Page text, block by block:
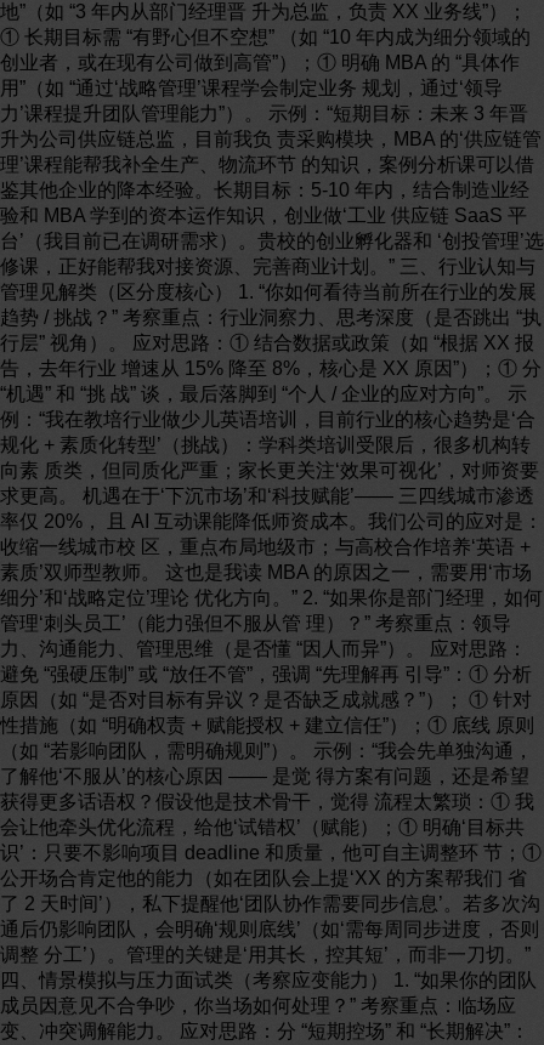
地”（如 “3 年内从部门经理晋 升为总监，负责 XX 业务线”）；
① 长期目标需 “有野心但不空想” （如 “10 年内成为细分领域的
创业者，或在现有公司做到高管”）；① 明确 MBA 的 “具体作
用”（如 “通过‘战略管理’课程学会制定业务 规划，通过‘领导
力’课程提升团队管理能力”）。 示例：“短期目标：未来 3 年晋
升为公司供应链总监，目前我负 责采购模块，MBA 的‘供应链管
理’课程能帮我补全生产、物流环节 的知识，案例分析课可以借
鉴其他企业的降本经验。长期目标：5-10 年内，结合制造业经
验和 MBA 学到的资本运作知识，创业做‘工业 供应链 SaaS 平
台’（我目前已在调研需求）。贵校的创业孵化器和 ‘创投管理’选
修课，正好能帮我对接资源、完善商业计划。” 三、行业认知与
管理见解类（区分度核心） 1. “你如何看待当前所在行业的发展
趋势 / 挑战？” 考察重点：行业洞察力、思考深度（是否跳出 “执
行层” 视角）。 应对思路：① 结合数据或政策（如 “根据 XX 报
告，去年行业 增速从 15% 降至 8%，核心是 XX 原因”）；① 分
“机遇” 和 “挑 战” 谈，最后落脚到 “个人 / 企业的应对方向”。 示
例：“我在教培行业做少儿英语培训，目前行业的核心趋势是‘合
规化 + 素质化转型’（挑战）：学科类培训受限后，很多机构转
向素 质类，但同质化严重；家长更关注‘效果可视化’，对师资要
求更高。 机遇在于‘下沉市场’和‘科技赋能’—— 三四线城市渗透
率仅 20%， 且 AI 互动课能降低师资成本。我们公司的应对是：
收缩一线城市校 区，重点布局地级市；与高校合作培养‘英语 +
素质’双师型教师。 这也是我读 MBA 的原因之一，需要用‘市场
细分’和‘战略定位’理论 优化方向。” 2. “如果你是部门经理，如何
管理‘刺头员工’（能力强但不服从管 理）？” 考察重点：领导
力、沟通能力、管理思维（是否懂 “因人而异”）。 应对思路：
避免 “强硬压制” 或 “放任不管”，强调 “先理解再 引导”：① 分析
原因（如 “是否对目标有异议？是否缺乏成就感？”）； ① 针对
性措施（如 “明确权责 + 赋能授权 + 建立信任”）；① 底线 原则
（如 “若影响团队，需明确规则”）。 示例：“我会先单独沟通，
了解他‘不服从’的核心原因 —— 是觉 得方案有问题，还是希望
获得更多话语权？假设他是技术骨干，觉得 流程太繁琐：① 我
会让他牵头优化流程，给他‘试错权’（赋能）；① 明确‘目标共
识’：只要不影响项目 deadline 和质量，他可自主调整环 节；①
公开场合肯定他的能力（如在团队会上提‘XX 的方案帮我们 省
了 2 天时间’），私下提醒他‘团队协作需要同步信息’。若多次沟
通后仍影响团队，会明确‘规则底线’（如‘需每周同步进度，否则
调整 分工’）。管理的关键是‘用其长，控其短’，而非一刀切。”
四、情景模拟与压力面试类（考察应变能力） 1. “如果你的团队
成员因意见不合争吵，你当场如何处理？” 考察重点：临场应
变、冲突调解能力。 应对思路：分 “短期控场” 和 “长期解决”：